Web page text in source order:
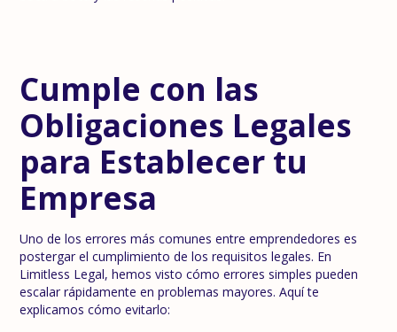
Cumple con las
Obligaciones Legales
para Establecer tu
Empresa
Uno de los errores más comunes entre emprendedores es
postergar el cumplimiento de los requisitos legales. En
Limitless Legal, hemos visto cómo errores simples pueden
escalar rápidamente en problemas mayores. Aquí te
explicamos cómo evitarlo: